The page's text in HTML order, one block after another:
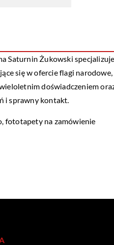
Żukowski
się w ofercie flagi
doświadczeniem
i sprawny kontakt.
fototapety na zamówienie